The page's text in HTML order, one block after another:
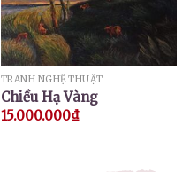
TRANH NGHỆ THUẬT
Chiều Hạ Vàng
15.000.000₫